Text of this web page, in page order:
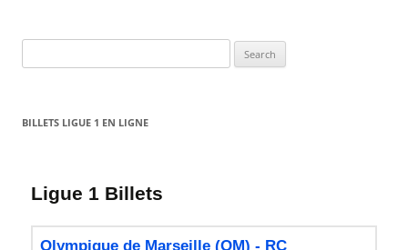
for:
BILLETS LIGUE 1 EN LIGNE